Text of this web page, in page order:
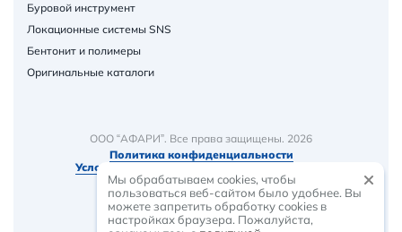
Буровой инструмент
Локационные системы SNS
Бентонит и полимеры
Оригинальные каталоги
ООО “АФАРИ”. Все права защищены. 2026
Политика конфиденциальности
Условия и порядок предоставления товаров
Мы обрабатываем cookies, чтобы
пользоваться веб-сайтом было удобнее. Вы
можете запретить обработку сookies в
настройках браузера. Пожалуйста,